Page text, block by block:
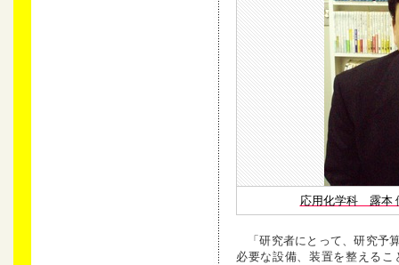
応用化学科 露本
「研究者にとって、研究予
必要な設備、装置を整える